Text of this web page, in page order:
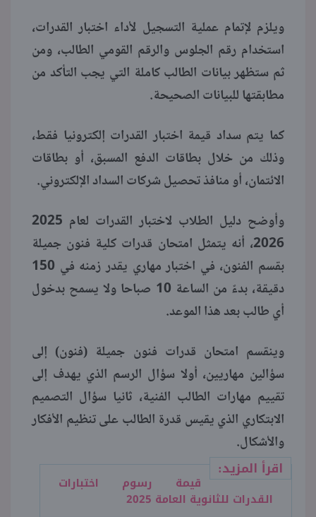
ويلزم لإتمام عملية التسجيل لأداء اختبار القدرات،
استخدام رقم الجلوس والرقم القومي الطالب، ومن
ثم ستظهر بيانات الطالب كاملة التي يجب التأكد من
مطابقتها للبيانات الصحيحة.
كما يتم سداد قيمة اختبار القدرات إلكترونيا فقط،
وذلك من خلال بطاقات الدفع المسبق، أو بطاقات
الائتمان، أو منافذ تحصيل شركات السداد الإلكتروني.
وأوضح دليل الطلاب لاختبار القدرات لعام 2025
2026، أنه يتمثل امتحان قدرات كلية فنون جميلة
بقسم الفنون، في اختبار مهاري يقدر زمنه في 150
دقيقة، بدءً من الساعة 10 صباحا ولا يسمح بدخول
أي طالب بعد هذا الموعد.
وينقسم امتحان قدرات فنون جميلة (فنون) إلى
سؤالين مهاريين، أولا سؤال الرسم الذي يهدف إلى
تقييم مهارات الطالب الفنية، ثانيا سؤال التصميم
الابتكاري الذي يقيس قدرة الطالب على تنظيم الأفكار
والأشكال.
اقرأ المزيد:
قيمة رسوم اختبارات
القدرات للثانوية العامة 2025